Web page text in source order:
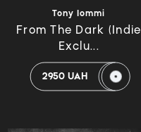
Tony Iommi
From The Dark (Indie
Exclu...
2950 UAH